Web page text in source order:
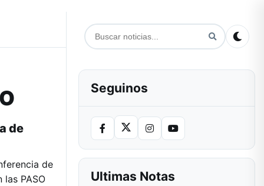
de
de
PASO
Seguinos
Ultimas Notas